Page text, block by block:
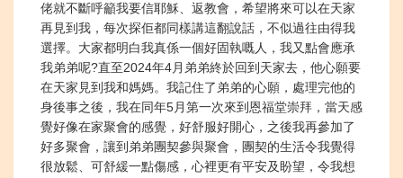
佬就不斷呼籲我要信耶穌、返教會，希望將來可以在天家
再見到我，每次探佢都同樣講這翻說話，不似過往由得我
選擇。大家都明白我真係一個好固執嘅人，我又點會應承
我弟弟呢?直至2024年4月弟弟終於回到天家去，他心願要
在天家見到我和媽媽。我記住了弟弟的心願，處理完他的
身後事之後，我在同年5月第一次來到恩福堂崇拜，當天感
覺好像在家聚會的感覺，好舒服好開心，之後我再參加了
好多聚會，讓到弟弟團契參與聚會，團契的生活令我覺得
很放鬆、可舒緩一點傷感，心裡更有平安及盼望，令我想